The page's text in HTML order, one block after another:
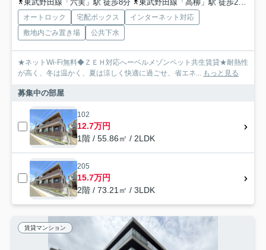
東武野田線「六実」駅 徒歩8分
東武野田線「高柳」駅 徒歩25分
オートロック 宅配ボックス
インターネット対応
敷地内ごみ置き場
公共下水
★ネットWi-Fi無料◆ＺＥＨ対応へーベルメゾンペット共生賃貸★耐熱性
が高く、冬は温かく、夏は涼しく快適に過ごせ、省エネ... もっと見る
募集中の部屋
102
12.7万円
1階 / 55.86㎡ / 2LDK
205
15.7万円
2階 / 73.21㎡ / 3LDK
賃貸マンション